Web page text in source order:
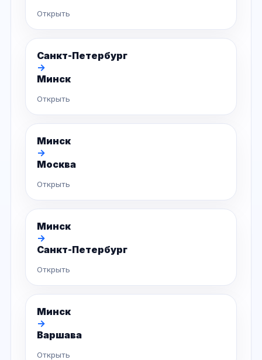
Открыть
Санкт-Петербург
→
Минск
Открыть
Минск
→
Москва
Открыть
Минск
→
Санкт-Петербург
Открыть
Минск
→
Варшава
Открыть